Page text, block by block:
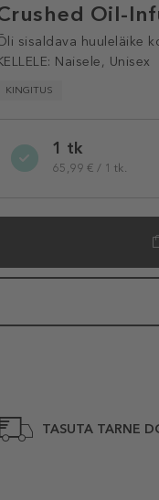
Oil-
sisaldava huuleläike
Naisele, Unisex
KINGITUS
variation1 tk
65,99 € / 1 tk.
TASUTA TARNE